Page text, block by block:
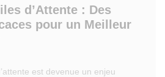
d’Attente : Des
pour un Meilleur
est devenue un enjeu